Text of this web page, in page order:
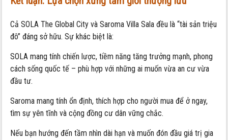
Cả SOLA The Global City và Saroma Villa Sala đều là “tài sản triệu
đô” đáng sở hữu. Sự khác biệt là:
SOLA mang tính chiến lược, tiềm năng tăng trưởng mạnh, phong
cách sống quốc tế – phù hợp với những ai muốn vừa an cư vừa
đầu tư.
Saroma mang tính ổn định, thích hợp cho người mua để ở ngay,
tìm sự yên tĩnh và cộng đồng cư dân vững chắc.
Nếu bạn hướng đến tầm nhìn dài hạn và muốn đón đầu giá trị gia